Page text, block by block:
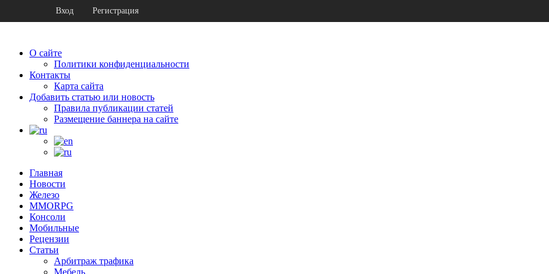
О сайте
Политики конфиденциальности
Контакты
Карта сайта
Добавить статью или новость
Правила публикации статей
Размещение баннера на сайте
Главная
Новости
Железо
MMORPG
Консоли
Мобильные
Рецензии
Статьи
Арбитраж трафика
Мебель
Вход Регистрация